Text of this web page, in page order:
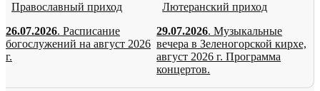
Православный приход
26.07.2026. Расписание
богослужений на август 2026
г.
Лютеранский приход
29.07.2026. Музыкальные
вечера в Зеленогорской кирхе,
август 2026 г. Программа
концертов.